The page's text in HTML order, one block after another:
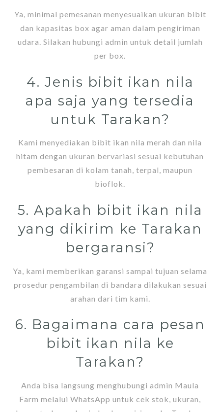
Ya, minimal pemesanan menyesuaikan ukuran bibit
dan kapasitas box agar aman dalam pengiriman
udara. Silakan hubungi admin untuk detail jumlah
per box.
4. Jenis bibit ikan nila
apa saja yang tersedia
untuk Tarakan?
Kami menyediakan bibit ikan nila merah dan nila
hitam dengan ukuran bervariasi sesuai kebutuhan
pembesaran di kolam tanah, terpal, maupun
bioflok.
5. Apakah bibit ikan nila
yang dikirim ke Tarakan
bergaransi?
Ya, kami memberikan garansi sampai tujuan selama
prosedur pengambilan di bandara dilakukan sesuai
arahan dari tim kami.
6. Bagaimana cara pesan
bibit ikan nila ke
Tarakan?
Anda bisa langsung menghubungi admin Maula
Farm melalui WhatsApp untuk cek stok, ukuran,